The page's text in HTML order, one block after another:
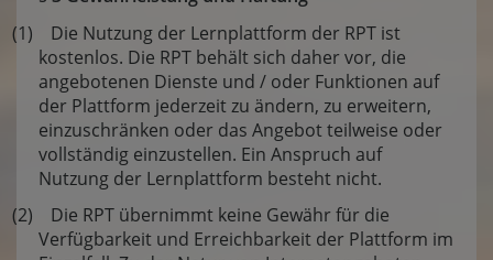
(1) Die Nutzung der Lernplattform der RPT ist
kostenlos. Die RPT behält sich daher vor, die
angebotenen Dienste und / oder Funktionen auf
der Plattform jederzeit zu ändern, zu erweitern,
einzuschränken oder das Angebot teilweise oder
vollständig einzustellen. Ein Anspruch auf
Nutzung der Lernplattform besteht nicht.
(2) Die RPT übernimmt keine Gewähr für die
Verfügbarkeit und Erreichbarkeit der Plattform im